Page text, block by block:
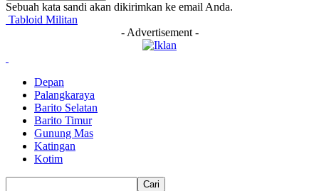
Sebuah kata sandi akan dikirimkan ke email Anda.
Tabloid Militan
- Advertisement -
Depan
Palangkaraya
Barito Selatan
Barito Timur
Gunung Mas
Katingan
Kotim